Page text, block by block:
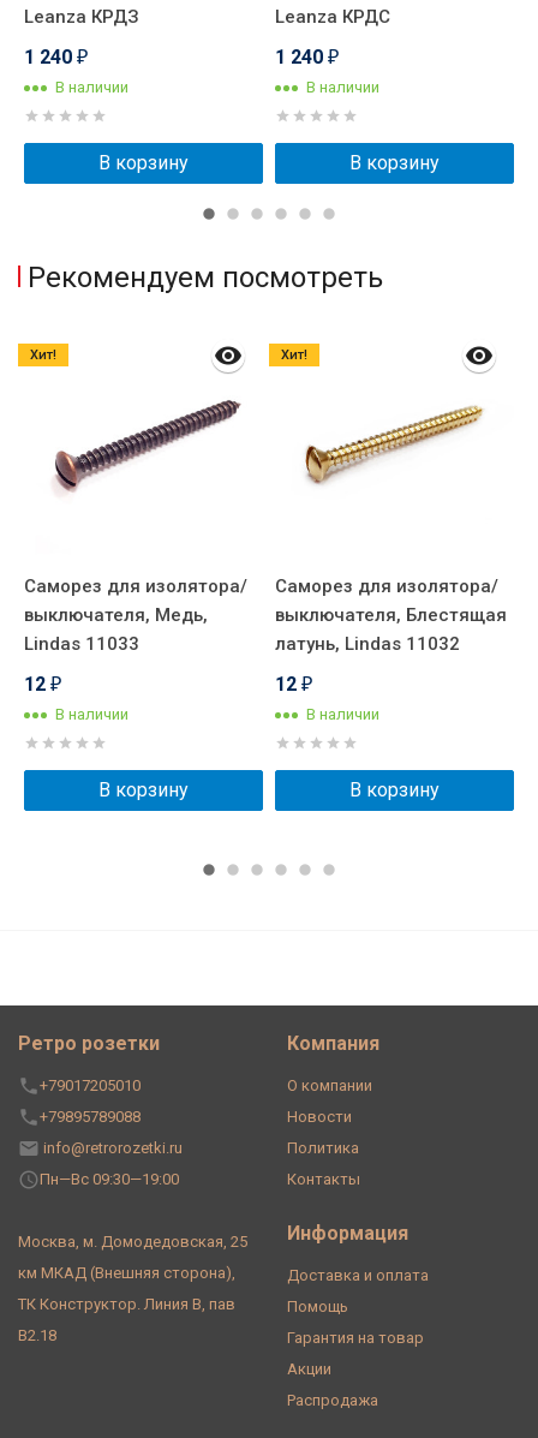
Leanza КРДЗ
1 240 ₽
В наличии
В корзину
Leanza КРДС
1 240 ₽
В наличии
В корзину
Рекомендуем посмотреть
Саморез для изолятора/
выключателя, Медь,
Lindas 11033
12 ₽
В наличии
В корзину
Хит!
Саморез для изолятора/
выключателя, Блестящая
латунь, Lindas 11032
12 ₽
В наличии
В корзину
Хит!
Ретро розетки
+79017205010
+79895789088
info@retrorozetki.ru
Пн—Вс 09:30—19:00
Москва, м. Домодедовская, 25
км МКАД (Внешняя сторона),
ТК Конструктор. Линия В, пав
В2.18
Компания
О компании
Новости
Политика
Контакты
Информация
Доставка и оплата
Помощь
Гарантия на товар
Акции
Распродажа